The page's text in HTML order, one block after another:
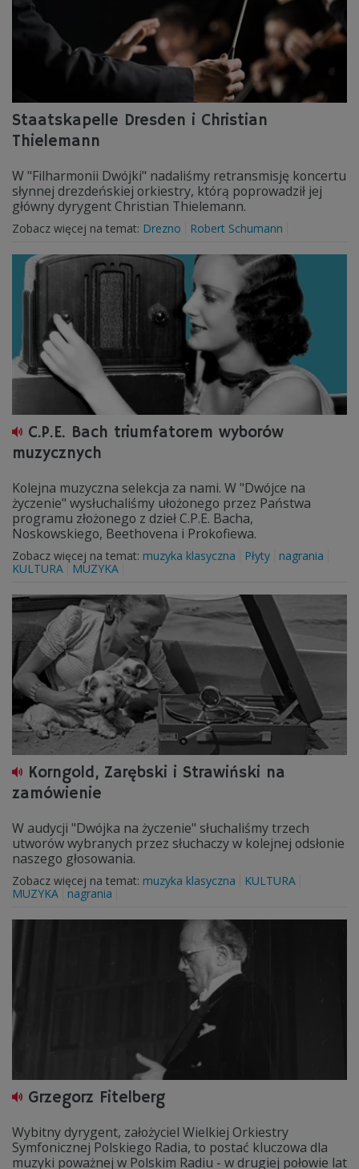
Staatskapelle Dresden i Christian
Thielemann
W "Filharmonii Dwójki" nadaliśmy retransmisję koncertu
słynnej drezdeńskiej orkiestry, którą poprowadził jej
główny dyrygent Christian Thielemann.
Zobacz więcej na temat: Drezno Robert Schumann
C.P.E. Bach triumfatorem wyborów
muzycznych
Kolejna muzyczna selekcja za nami. W "Dwójce na
życzenie" wysłuchaliśmy ułożonego przez Państwa
programu złożonego z dzieł C.P.E. Bacha,
Noskowskiego, Beethovena i Prokofiewa.
Zobacz więcej na temat: muzyka klasyczna Płyty
nagrania
KULTURA
MUZYKA
Korngold, Zarębski i Strawiński na
zamówienie
W audycji "Dwójka na życzenie" słuchaliśmy trzech
utworów wybranych przez słuchaczy w kolejnej odsłonie
naszego głosowania.
Zobacz więcej na temat: muzyka klasyczna
KULTURA
MUZYKA
nagrania
Grzegorz Fitelberg
Wybitny dyrygent, założyciel Wielkiej Orkiestry
Symfonicznej Polskiego Radia, to postać kluczowa dla
muzyki poważnej w Polskim Radiu - w drugiej połowie lat